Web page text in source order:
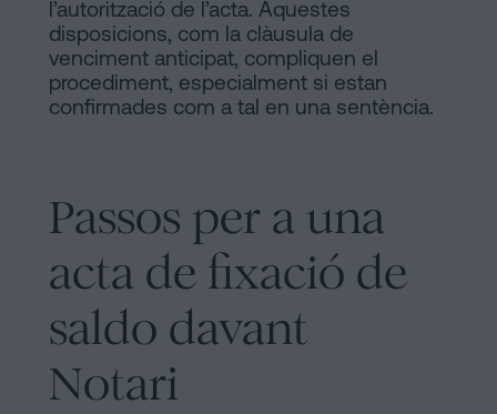
l’autorització de l’acta. Aquestes
disposicions, com la clàusula de
venciment anticipat, compliquen el
procediment, especialment si estan
confirmades com a tal en una sentència.
Passos per a una
acta de fixació de
saldo davant
Notari